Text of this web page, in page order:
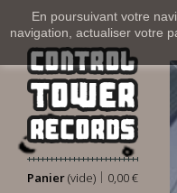
En poursuivant votre
navigation, actualiser votre
Panier 0,00 €
|
(vide)